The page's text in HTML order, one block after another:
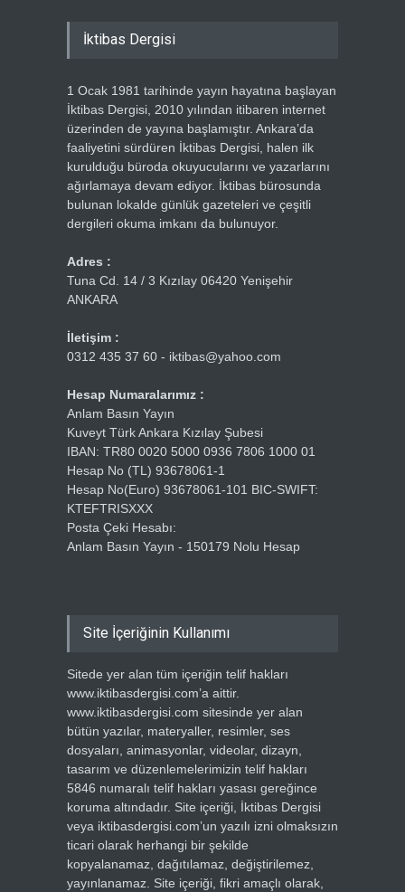
İktibas Dergisi
1 Ocak 1981 tarihinde yayın hayatına başlayan
İktibas Dergisi, 2010 yılından itibaren internet
üzerinden de yayına başlamıştır. Ankara’da
faaliyetini sürdüren İktibas Dergisi, halen ilk
kurulduğu büroda okuyucularını ve yazarlarını
ağırlamaya devam ediyor. İktibas bürosunda
bulunan lokalde günlük gazeteleri ve çeşitli
dergileri okuma imkanı da bulunuyor.
Adres :
Tuna Cd. 14 / 3 Kızılay 06420 Yenişehir
ANKARA
İletişim :
0312 435 37 60 - iktibas@yahoo.com
Hesap Numaralarımız :
Anlam Basın Yayın
Kuveyt Türk Ankara Kızılay Şubesi
IBAN: TR80 0020 5000 0936 7806 1000 01
Hesap No (TL) 93678061-1
Hesap No(Euro) 93678061-101 BIC-SWIFT:
KTEFTRISXXX
Posta Çeki Hesabı:
Anlam Basın Yayın - 150179 Nolu Hesap
Site İçeriğinin Kullanımı
Sitede yer alan tüm içeriğin telif hakları
www.iktibasdergisi.com’a aittir.
www.iktibasdergisi.com sitesinde yer alan
bütün yazılar, materyaller, resimler, ses
dosyaları, animasyonlar, videolar, dizayn,
tasarım ve düzenlemelerimizin telif hakları
5846 numaralı telif hakları yasası gereğince
koruma altındadır. Site içeriği, İktibas Dergisi
veya iktibasdergisi.com’un yazılı izni olmaksızın
ticari olarak herhangi bir şekilde
kopyalanamaz, dağıtılamaz, değiştirilemez,
yayınlanamaz. Site içeriği, fikri amaçlı olarak,